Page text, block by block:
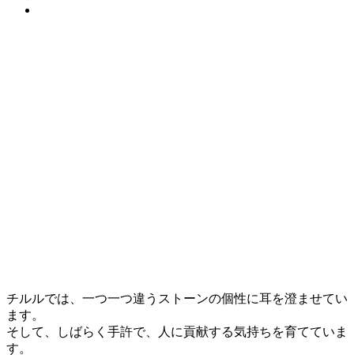
チルルでは、一つ一つ違うストーンの個性に耳を澄ませてい
ます。
そして、しばらく手許で、人に貢献する気持ちを育てていま
す。